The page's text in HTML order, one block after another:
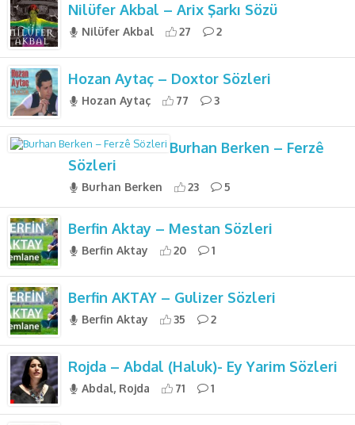
Nilüfer Akbal – Arix Şarkı Sözü
Nilüfer Akbal 27 2
Hozan Aytaç – Doxtor Sözleri
Hozan Aytaç 77 3
Burhan Berken – Ferzê
Sözleri
Burhan Berken 23 5
Berfin Aktay – Mestan Sözleri
Berfin Aktay 20 1
Berfin AKTAY – Gulizer Sözleri
Berfin Aktay 35 2
Rojda – Abdal (Haluk)- Ey Yarim Sözleri
Abdal, Rojda 71 1